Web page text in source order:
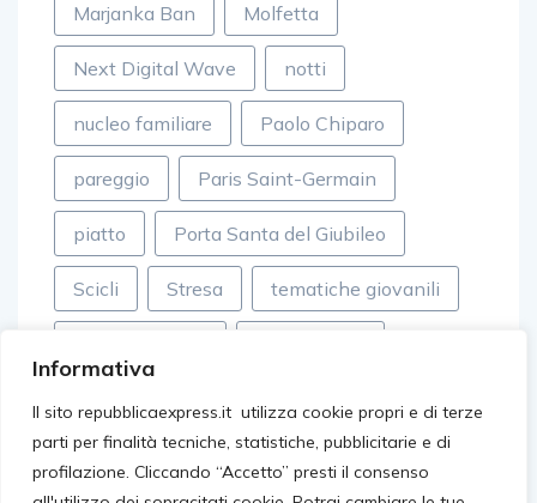
Informativa
Il sito repubblicaexpress.it utilizza cookie propri e di terze
parti per finalità tecniche, statistiche, pubblicitarie e di
profilazione. Cliccando “Accetto” presti il consenso
Marjanka Ban Molfetta
Next Digital Wave notti
nucleo familiare Paolo Chiparo
pareggio Paris Saint-Germain
piatto Porta Santa del Giubileo
Scicli Stresa tematiche giovanili
villageonline Walter Eddie Cosina